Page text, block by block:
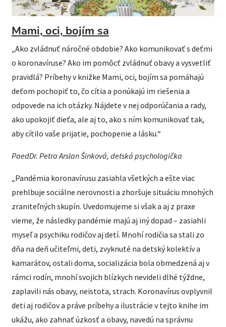
Mami, oci, bojím sa
„Ako zvládnuť náročné obdobie? Ako komunikovať s deťmi
o koronavíruse? Ako im pomôcť zvládnuť obavy a vysvetliť
pravidlá? Príbehy v knižke Mami, oci, bojím sa pomáhajú
deťom pochopiť to, čo cítia a ponúkajú im riešenia a
odpovede na ich otázky. Nájdete v nej odporúčania a rady,
ako upokojiť dieťa, ale aj to, ako s ním komunikovať tak,
aby cítilo vaše prijatie, pochopenie a lásku.“
PaedDr. Petra Arslan Šinková, detská psychologička
„Pandémia koronavírusu zasiahla všetkých a ešte viac
prehlbuje sociálne nerovnosti a zhoršuje situáciu mnohých
zraniteľných skupín. Uvedomujeme si však a aj z praxe
vieme, že následky pandémie majú aj iný dopad – zasiahli
myseľ a psychiku rodičov aj detí. Mnohí rodičia sa stali zo
dňa na deň učiteľmi, deti, zvyknuté na detský kolektív a
kamarátov, ostali doma, socializácia bola obmedzená aj v
rámci rodín, mnohí svojich blízkych nevideli dlhé týždne,
zaplavili nás obavy, neistota, strach. Koronavírus ovplyvnil
deti aj rodičov a práve príbehy a ilustrácie v tejto knihe im
ukážu, ako zahnať úzkosť a obavy, navedú na správnu